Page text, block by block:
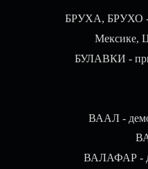
БРУХА, БРУХО -
Мексике,
БУЛАВКИ -
ВААЛ -
ВАЛАФАР -